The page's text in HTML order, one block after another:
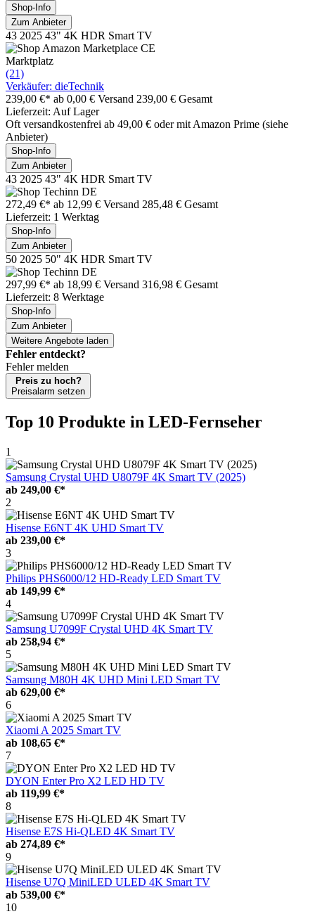
Shop-Info
Zum Anbieter
43 2025 43" 4K HDR Smart TV
Marktplatz
(21)
Verkäufer: dieTechnik
239,00 €* ab 0,00 € Versand 239,00 € Gesamt
Lieferzeit: Auf Lager
Oft versandkostenfrei ab 49,00 € oder mit Amazon Prime (siehe
Anbieter)
Shop-Info
Zum Anbieter
43 2025 43" 4K HDR Smart TV
272,49 €* ab 12,99 € Versand 285,48 € Gesamt
Lieferzeit: 1 Werktag
Shop-Info
Zum Anbieter
50 2025 50" 4K HDR Smart TV
297,99 €* ab 18,99 € Versand 316,98 € Gesamt
Lieferzeit: 8 Werktage
Shop-Info
Zum Anbieter
Weitere Angebote laden
Fehler entdeckt?
Fehler melden
Preis zu hoch?
Preisalarm setzen
Top 10 Produkte in LED-Fernseher
1
Samsung Crystal UHD U8079F 4K Smart TV (2025)
ab 249,00 €*
2
Hisense E6NT 4K UHD Smart TV
ab 239,00 €*
3
Philips PHS6000/12 HD-Ready LED Smart TV
ab 149,99 €*
4
Samsung U7099F Crystal UHD 4K Smart TV
ab 258,94 €*
5
Samsung M80H 4K UHD Mini LED Smart TV
ab 629,00 €*
6
Xiaomi A 2025 Smart TV
ab 108,65 €*
7
DYON Enter Pro X2 LED HD TV
ab 119,99 €*
8
Hisense E7S Hi-QLED 4K Smart TV
ab 274,89 €*
9
Hisense U7Q MiniLED ULED 4K Smart TV
ab 539,00 €*
10